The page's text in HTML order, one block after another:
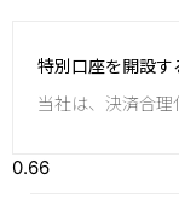
特別口座を開設
当社は、決済合